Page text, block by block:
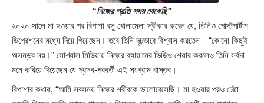
“নিজের প্রতি সদয় থেকেছি”
২০২০ সালে মা হওয়ার পর বিপাশা বসু খোলামেলা স্বীকার করেন যে, তিনিও পোস্টপার্টাম
ডিপ্রেশনের মধ্যে দিয়ে গিয়েছেন। তবে তিনি দৃঢ়ভাবে বিশ্বাস করতেন—“কোনো কিছুই
অসম্ভব নয়।” সোশ্যাল মিডিয়ায় নিজের ব্যায়ামের ভিডিও শেয়ার করলেও তিনি সর্বদা
মনে করিয়ে দিয়েছেন যে প্রসব-পরবর্তী এই সংগ্রাম বাস্তব।
বিপাশার কথায়, “আমি সবসময় নিজের শরীরকে ভালোবেসেছি। মা হওয়ার পরও চেষ্টা